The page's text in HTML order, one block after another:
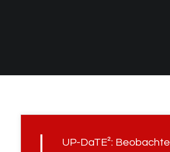
UP-DaTE²: Beobachte